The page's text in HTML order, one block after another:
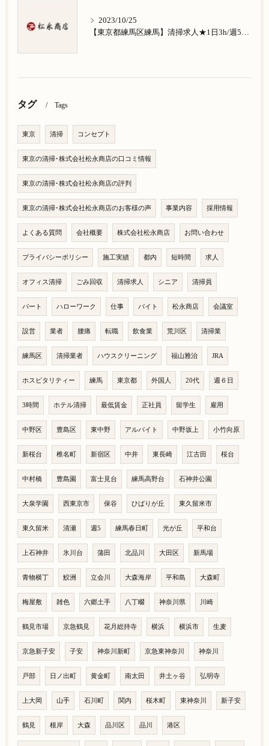
2023/10/25
【東京都練馬区練馬】清掃求人★1日3h/週5日/祝日お休み★南大泉在住の方歓迎
タグ Tags
東京 清掃 コンセプト
東京の清掃･株式会社松永商店の口コミ情報
東京の清掃･株式会社松永商店の評判
東京の清掃･株式会社松永商店のお客様の声 事業内容 採用情報
よくある質問 会社概要 株式会社松永商店 お問い合わせ
プライバシーポリシー 施工実績 都内 短時間 求人
オフィス清掃 ごみ回収 清掃求人 シニア 清掃員
パート ハローワーク 仕事 バイト 松永商店 会議室
設営 業者 腰痛 転職 飲食業 荒川区 清掃業
練馬区 清掃業者 ハウスクリーニング 福山雅治 JRA
ホスピタリティー 練馬 東京都 外国人 20代 週６日
3時間 ホテル清掃 最低賃金 正社員 留学生 雇用
中野区 豊島区 東中野 アルバイト 中野坂上 小竹向原
新桜台 椎名町 新宿区 中井 東長崎 江古田 桜台
中村橋 豊島園 富士見台 練馬高野台 石神井公園
大泉学園 西東京市 保谷 ひばりが丘 東久留米市
東久留米 清瀬 週5 練馬春日町 光が丘 平和台
上石神井 氷川台 蒲田 北品川 大田区 新馬場
青物横丁 鮫洲 立会川 大森海岸 平和島 大森町
梅屋敷 雑色 六郷土手 八丁畷 神奈川県 川崎
鶴見市場 京急鶴見 花月総持寺 横浜 横浜市 生麦
京急新子安 子安 神奈川新町 京急東神奈川 神奈川
戸部 日ノ出町 黄金町 南太田 井土ヶ谷 弘明寺
上大岡 山手 石川町 関内 桜木町 東神奈川 新子安
鶴見 根岸 大森 品川区 品川 港区